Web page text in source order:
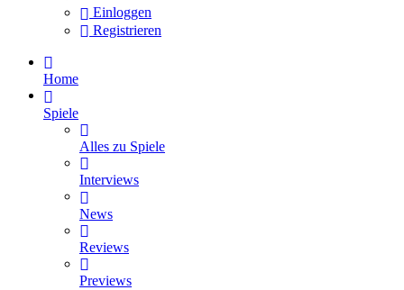
Einloggen
Registrieren
Home
Spiele
Alles zu Spiele
Interviews
News
Reviews
Previews